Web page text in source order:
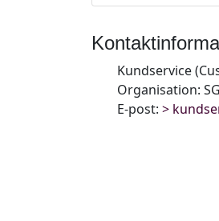
Kundservice
Organisation:
E-post: